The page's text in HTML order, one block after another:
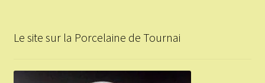
Le site sur la Porcelaine de Tournai